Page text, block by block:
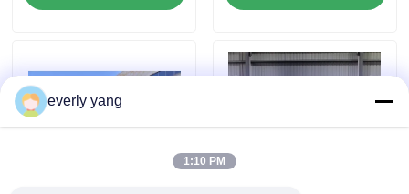
인용문을 요구하세요
쿠민스 디젤 엔진 발전기
퍼킨스 디젤 엔진 발전기
everly yang
1:10 PM